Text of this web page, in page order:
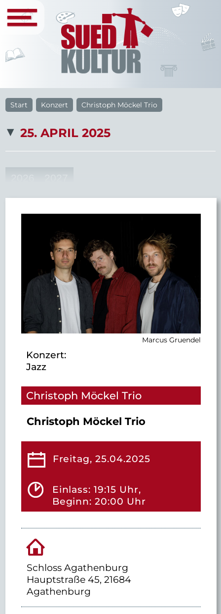
Start Konzert Christoph Möckel Trio
25. APRIL 2025
Marcus Gruendel
Konzert:
Jazz
Christoph Möckel Trio
Christoph Möckel Trio
Freitag, 25.04.2025
Einlass: 19:15 Uhr,
Beginn: 20:00 Uhr
Schloss Agathenburg
Hauptstraße 45, 21684
Agathenburg